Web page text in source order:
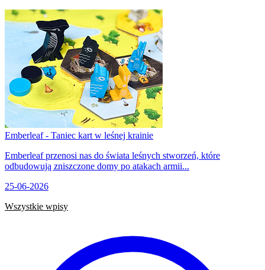
Emberleaf - Taniec kart w leśnej krainie
Emberleaf przenosi nas do świata leśnych stworzeń, które
odbudowują zniszczone domy po atakach armii...
25-06-2026
Wszystkie wpisy